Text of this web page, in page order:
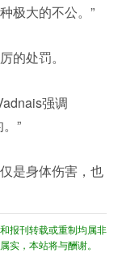
极大的不公。”
的处罚。
强调
”
是身体伤害，也
报刊转载或重制均属非
实，本站将与酬谢。